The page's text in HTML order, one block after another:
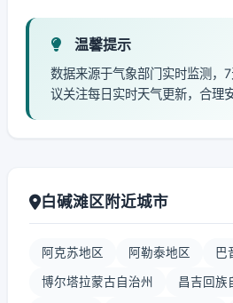
温馨提示
数据来源于气象部门实时监测，
议关注每日实时天气更新，合理
白碱滩区附近城市
阿克苏地区 阿勒泰地区 巴
博尔塔拉蒙古自治州 昌吉回族